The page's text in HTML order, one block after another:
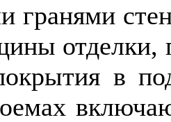
гранями
отделки,
в